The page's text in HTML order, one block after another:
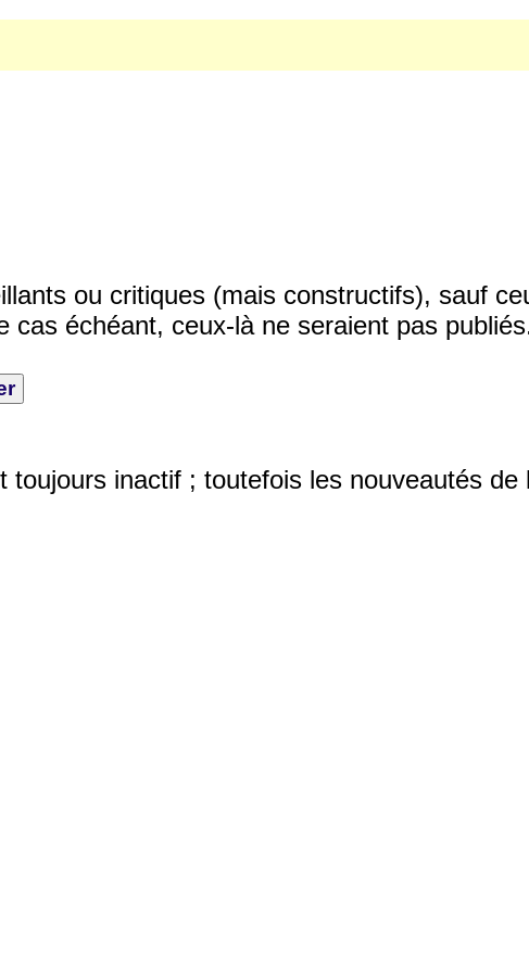
ou critiques (mais constructifs), sauf
échéant, ceux-là ne seraient pas
inactif ; toutefois les nouveautés de